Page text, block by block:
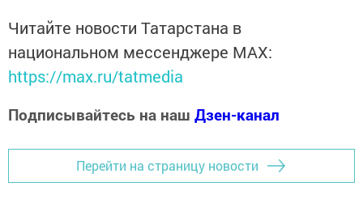
Читайте новости Татарстана в
национальном мессенджере MАХ:
https://max.ru/tatmedia
Подписывайтесь на наш Дзен-канал
Перейти на страницу новости